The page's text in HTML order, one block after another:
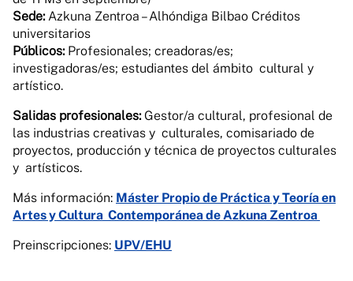
Sede:Azkuna Zentroa – Alhóndiga Bilbao Créditos
universitarios
Públicos: Profesionales; creadoras/es;
investigadoras/es; estudiantes del ámbito cultural y
artístico.
Salidas profesionales: Gestor/a cultural, profesional de
las industrias creativas y culturales, comisariado de
proyectos, producción y técnica de proyectos culturales
y artísticos.
Más información: Máster Propio de Práctica y Teoría en
Artes y Cultura Contemporánea de Azkuna Zentroa
Preinscripciones: UPV/EHU